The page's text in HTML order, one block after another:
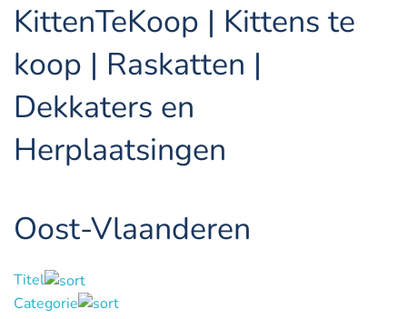
KittenTeKoop | Kittens te
koop | Raskatten |
Dekkaters en
Herplaatsingen
Oost-Vlaanderen
Titel
Categorie